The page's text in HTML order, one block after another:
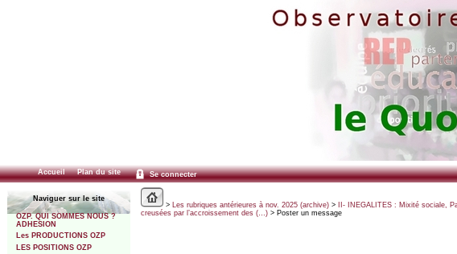
Accueil Plan du site Se connecter
Naviguer sur le site
OZP. QUI SOMMES NOUS ?
ADHESION
Les PRODUCTIONS OZP
LES POSITIONS OZP
> Les rubriques antérieures à nov. 2025 (archive)> II- INEGALITES : Mixité sociale,
creusées par l’accroissement des (…)> Poster un message